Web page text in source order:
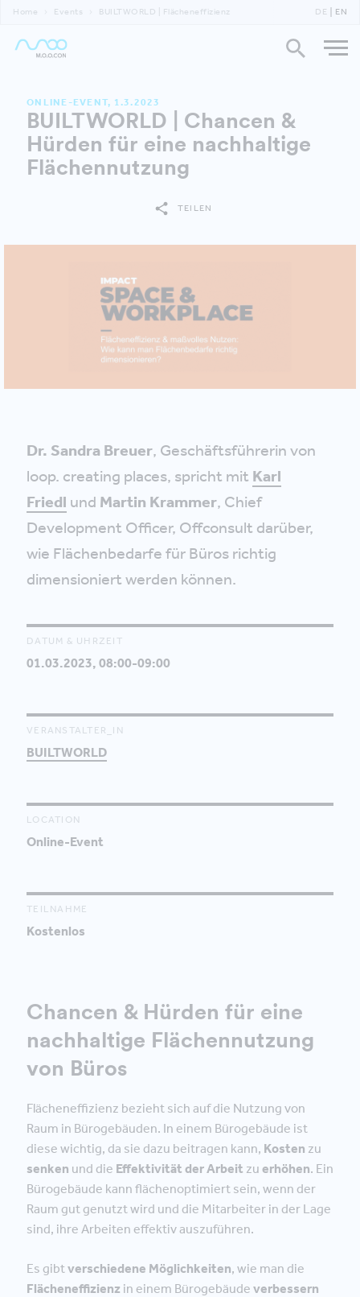
Home Events BUILTWORLD | Flächeneffizienz DE EN
ONLINE-EVENT, 1.3.2023
BUILTWORLD | Chancen &
Hürden für eine nachhaltige
Flächennutzung
TEILEN
Dr. Sandra Breuer, Geschäftsführerin von
loop. creating places, spricht mit Karl
Friedl und Martin Krammer, Chief
Development Officer, Offconsult darüber,
wie Flächenbedarfe für Büros richtig
dimensioniert werden können.
DATUM & UHRZEIT
01.03.2023, 08:00-09:00
VERANSTALTER_IN
BUILTWORLD
LOCATION
Online-Event
TEILNAHME
Kostenlos
Chancen & Hürden für eine
nachhaltige Flächennutzung
von Büros
Flächeneffizienz bezieht sich auf die Nutzung von
Raum in Bürogebäuden. In einem Bürogebäude ist
diese wichtig, da sie dazu beitragen kann, Kosten zu
senken und die Effektivität der Arbeit zu erhöhen. Ein
Bürogebäude kann flächenoptimiert sein, wenn der
Raum gut genutzt wird und die Mitarbeiter in der Lage
sind, ihre Arbeiten effektiv auszuführen.
Es gibt verschiedene Möglichkeiten, wie man die
Flächeneffizienz in einem Bürogebäude verbessern